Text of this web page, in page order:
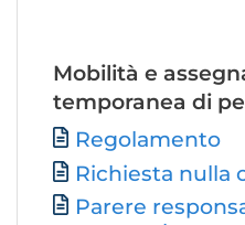
Mobilità e
temporanea di
FileRegolamento
Richiesta nulla
Parere